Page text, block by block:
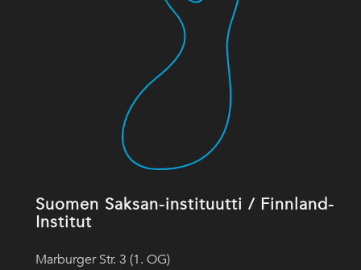
Suomen Saksan-instituutti / Finnland-
Institut
Marburger Str. 3 (1. OG)